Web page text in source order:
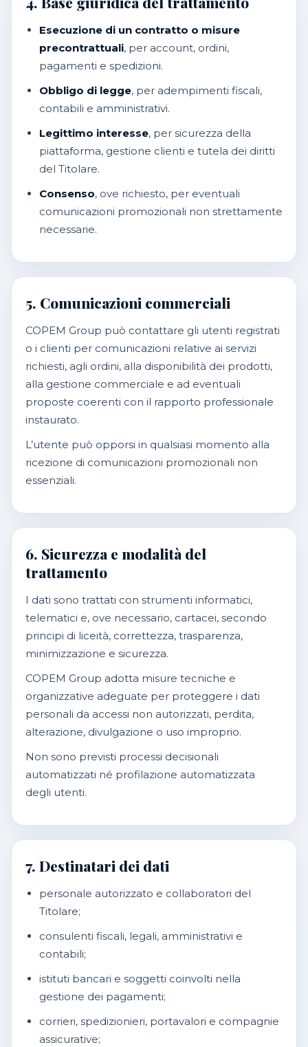
Esecuzione di un contratto o misure
precontrattuali, per account, ordini,
pagamenti e spedizioni.
Obbligo di legge, per adempimenti fiscali,
contabili e amministrativi.
Legittimo interesse, per sicurezza della
piattaforma, gestione clienti e tutela dei diritti
del Titolare.
Consenso, ove richiesto, per eventuali
comunicazioni promozionali non strettamente
necessarie.
5. Comunicazioni commerciali
COPEM Group può contattare gli utenti registrati
o i clienti per comunicazioni relative ai servizi
richiesti, agli ordini, alla disponibilità dei prodotti,
alla gestione commerciale e ad eventuali
proposte coerenti con il rapporto professionale
instaurato.
L’utente può opporsi in qualsiasi momento alla
ricezione di comunicazioni promozionali non
essenziali.
6. Sicurezza e modalità del
trattamento
I dati sono trattati con strumenti informatici,
telematici e, ove necessario, cartacei, secondo
principi di liceità, correttezza, trasparenza,
minimizzazione e sicurezza.
COPEM Group adotta misure tecniche e
organizzative adeguate per proteggere i dati
personali da accessi non autorizzati, perdita,
alterazione, divulgazione o uso improprio.
Non sono previsti processi decisionali
automatizzati né profilazione automatizzata
degli utenti.
7. Destinatari dei dati
personale autorizzato e collaboratori del
Titolare;
consulenti fiscali, legali, amministrativi e
contabili;
istituti bancari e soggetti coinvolti nella
gestione dei pagamenti;
corrieri, spedizionieri, portavalori e compagnie
assicurative;